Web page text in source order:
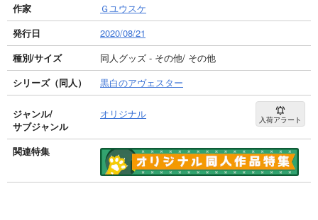
作家
Ｇユウスケ
発行日
2020/08/21
種別/サイズ
同人グッズ - その他/ その他
シリーズ（同人）
黒白のアヴェスター
ジャンル/
サブジャンル
オリジナル 入荷アラート
関連特集